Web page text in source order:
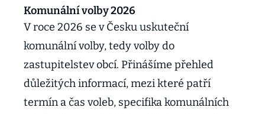
Komunální volby 2026
V roce 2026 se v Česku uskuteční
komunální volby, tedy volby do
zastupitelstev obcí. Přinášíme přehled
důležitých informací, mezi které patří
termín a čas voleb, specifika komunálních